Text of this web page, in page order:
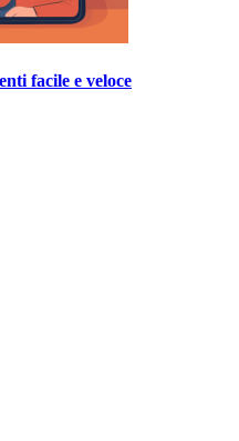
facile e veloce